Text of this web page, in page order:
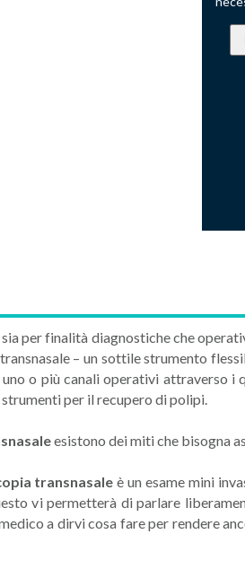
sia per finalità diagnostiche che
– un sottile strumento
o più canali operativi attraverso
per il recupero di polipi.
esistono dei miti che bisogna
transnasale è un esame mini
vi permetterà di parlare
a dirvi cosa fare per rendere